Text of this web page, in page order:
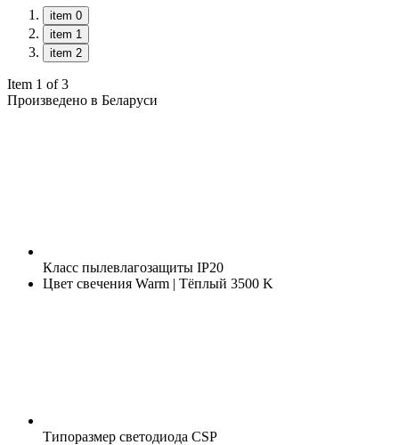
item 0
item 1
item 2
Item 1 of 3
Произведено в Беларуси
Класс пылевлагозащиты IP20
Цвет свечения Warm | Тёплый 3500 K
Типоразмер светодиода CSP